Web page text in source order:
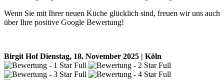
Wenn Sie mit Ihrer neuen Küche glücklich sind, freuen wir uns auch
über Ihre positive Google Bewertung!
Birgit HofDienstag, 18. November 2025 | Köln